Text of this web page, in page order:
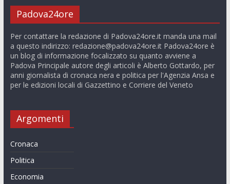
Padova24ore
Per contattare la redazione di Padova24ore.it manda una mail
a questo indirizzo: redazione@padova24ore.itPadova24ore è
un blog di informazione focalizzato su quanto avviene a
Padova Principale autore degli articoli è Alberto Gottardo, per
anni giornalista di cronaca nera e politica per l'Agenzia Ansa e
per le edizioni locali di Gazzettino e Corriere del Veneto
Argomenti
Cronaca
Politica
Economia